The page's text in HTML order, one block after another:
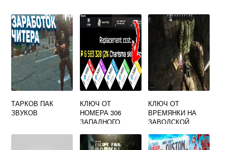
ТАРКОВ ПАК
ЗВУКОВ
КЛЮЧ ОТ
НОМЕРА 306
ЗАПАДНОГО
FROM TARKOV
КЛЮЧ ОТ
ВРЕМЯНКИ НА
ЗАВОДСКОЙ
ТАРКОВ